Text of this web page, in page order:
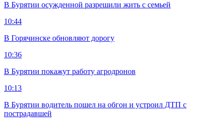
В Бурятии осужденной разрешили жить с семьей
10:44
В Горячинске обновляют дорогу
10:36
В Бурятии покажут работу агродронов
10:13
В Бурятии водитель пошел на обгон и устроил ДТП с
пострадавшей